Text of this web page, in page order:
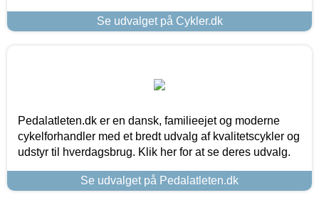
Se udvalget på Cykler.dk
Pedalatleten.dk er en dansk, familieejet og moderne
cykelforhandler med et bredt udvalg af kvalitetscykler og
udstyr til hverdagsbrug. Klik her for at se deres udvalg.
Se udvalget på Pedalatleten.dk